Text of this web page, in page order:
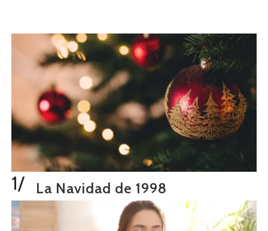
1/ La Navidad de 1998